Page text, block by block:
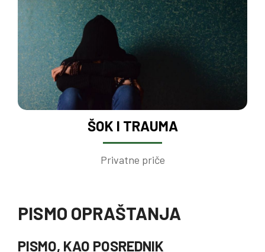
ŠOK I TRAUMA
Privatne priče
PISMO OPRAŠTANJA
PISMO, KAO POSREDNIK